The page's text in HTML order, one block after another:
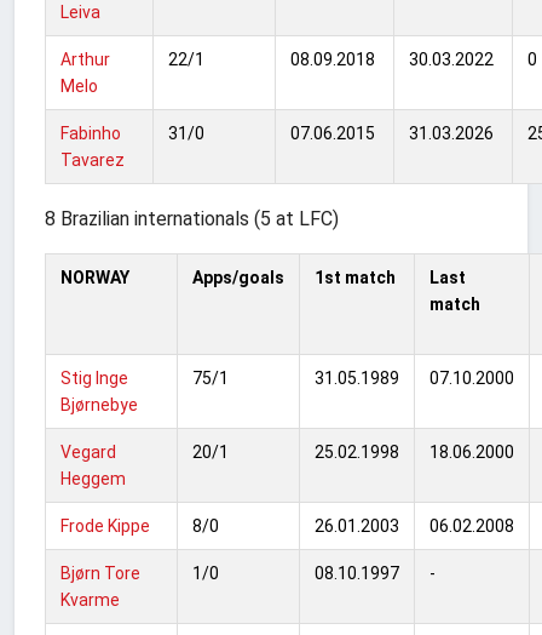
Leiva
Arthur
Melo
22/1 08.09.2018 30.03.2022 0
Fabinho
Tavarez
31/0 07.06.2015 31.03.2026
8 Brazilian internationals (5 at LFC)
NORWAY Apps/goals 1st match
Last
match
Stig Inge
Bjørnebye
75/1 31.05.1989 07.10.2000
Vegard
Heggem
20/1 25.02.1998 18.06.2000
Frode Kippe 8/0 26.01.2003 06.02.2008
Bjørn Tore
Kvarme
1/0 08.10.1997 -